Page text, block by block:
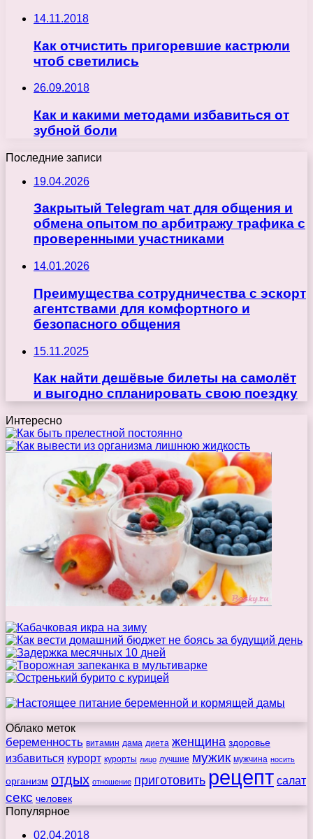
14.11.2018
Как отчистить пригоревшие кастрюли
чтоб светились
26.09.2018
Как и какими методами избавиться от
зубной боли
Последние записи
19.04.2026
Закрытый Telegram чат для общения и
обмена опытом по арбитражу трафика с
проверенными участниками
14.01.2026
Преимущества сотрудничества с эскорт
агентствами для комфортного и
безопасного общения
15.11.2025
Как найти дешёвые билеты на самолёт
и выгодно спланировать свою поездку
Интересно
Облако меток
беременность витамин дама диета женщина здоровье
избавиться курорт курорты лицо лучшие мужик мужчина носить
организм отдых отношение приготовить рецепт салат
секс человек
Популярное
02.04.2018